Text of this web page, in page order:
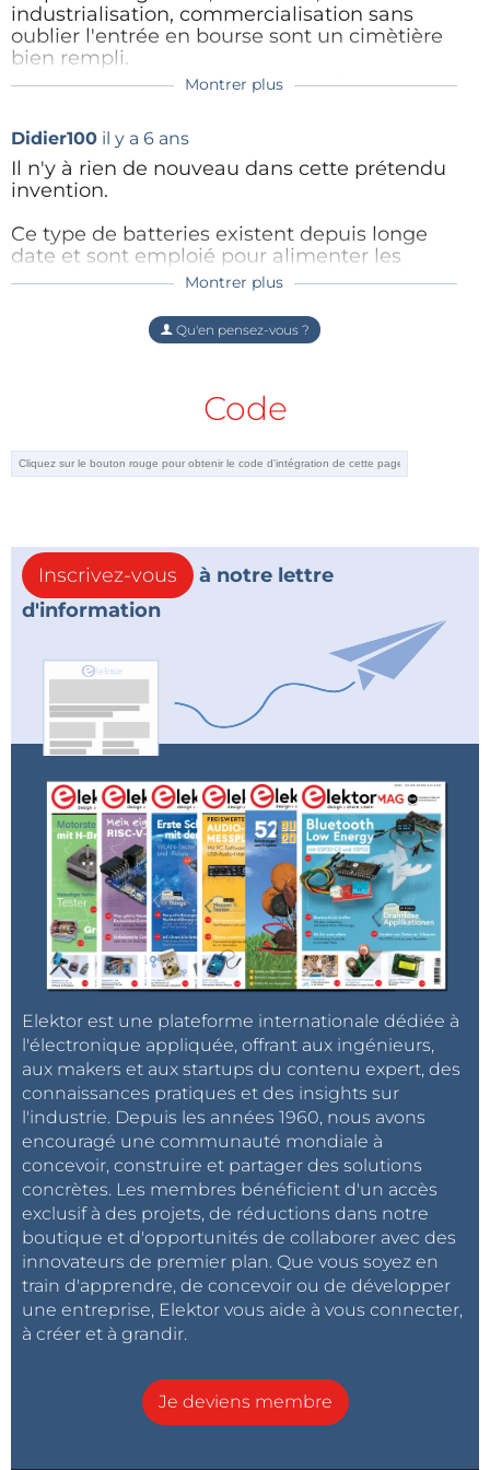
matériau d'électrode bon conducteur.
Les résultats de ces recherches ont été publiés dans
industrialisation, commercialisation sans
oublier l'entrée en bourse sont un cimètière
bien rempli.
A quand la batterie à 1 kwh pour 1 kg
Et je ne parle pas du prix.
Qui mettra en oeuvre un système expert ou
collecter l'ensemble des informations, faire le
tri, détecter les voies d'avenir?
Répondre
Montrer plus
Didier100 il y a 6 ans
Il n'y à rien de nouveau dans cette prétendu
invention.
Ce type de batteries existent depuis longe
date et sont emploié pour alimenter les
defibrillators cardiaques (place à l'interieur
Lithium/silver vanadium oxide (SVO)
84
Répondre
Montrer plus
Qu'en pensez-vous ?
Code
Inscrivez-vous
à notre lettre
d'information
Elektor est une plateforme internationale dédiée à
l'électronique appliquée, offrant aux ingénieurs,
aux makers et aux startups du contenu expert, des
connaissances pratiques et des insights sur
l'industrie. Depuis les années 1960, nous avons
encouragé une communauté mondiale à
concevoir, construire et partager des solutions
concrètes. Les membres bénéficient d'un accès
exclusif à des projets, de réductions dans notre
boutique et d'opportunités de collaborer avec des
innovateurs de premier plan. Que vous soyez en
train d'apprendre, de concevoir ou de développer
une entreprise, Elektor vous aide à vous connecter,
à créer et à grandir.
Je deviens membre